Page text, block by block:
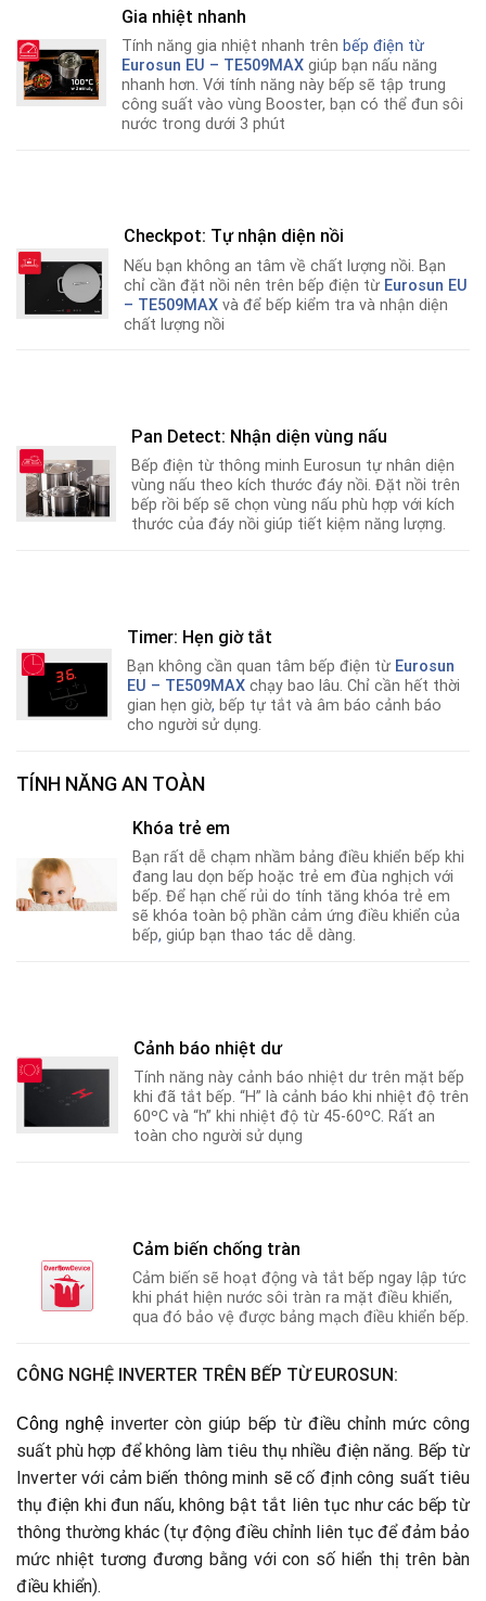
Gia nhiệt nhanh
Tính năng gia nhiệt nhanh trên bếp điện từ
Eurosun EU – TE509MAX giúp bạn nấu năng
nhanh hơn. Với tính năng này bếp sẽ tập trung
công suất vào vùng Booster, bạn có thể đun sôi
nước trong dưới 3 phút
Checkpot: Tự nhận diện nồi
Nếu bạn không an tâm về chất lượng nồi. Bạn
chỉ cần đặt nồi nên trên bếp điện từ Eurosun EU
– TE509MAX và để bếp kiểm tra và nhận diện
chất lượng nồi
Pan Detect: Nhận diện vùng nấu
Bếp điện từ thông minh Eurosun tự nhân diện
vùng nấu theo kích thước đáy nồi. Đặt nồi trên
bếp rồi bếp sẽ chọn vùng nấu phù hợp với kích
thước của đáy nồi giúp tiết kiệm năng lượng.
Timer: Hẹn giờ tắt
Bạn không cần quan tâm bếp điện từ Eurosun
EU – TE509MAXchạy bao lâu. Chỉ cần hết thời
gian hẹn giờ, bếp tự tắt và âm báo cảnh báo
cho người sử dụng.
TÍNH NĂNG AN TOÀN
Khóa trẻ em
Bạn rất dễ chạm nhầm bảng điều khiển bếp khi
đang lau dọn bếp hoặc trẻ em đùa nghịch với
bếp. Để hạn chế rủi do tính tăng khóa trẻ em
sẽ khóa toàn bộ phần cảm ứng điều khiển của
bếp, giúp bạn thao tác dễ dàng.
Cảnh báo nhiệt dư
Tính năng này cảnh báo nhiệt dư trên mặt bếp
khi đã tắt bếp. “H” là cảnh báo khi nhiệt độ trên
60ºC và “h” khi nhiệt độ từ 45-60ºC. Rất an
toàn cho người sử dụng
Cảm biến chống tràn
Cảm biến sẽ hoạt động và tắt bếp ngay lập tức
khi phát hiện nước sôi tràn ra mặt điều khiển,
qua đó bảo vệ được bảng mạch điều khiển bếp.
CÔNG NGHỆ INVERTER TRÊN BẾP TỪ EUROSUN:
Công nghệ inverter còn giúp bếp từ điều chỉnh mức công
suất phù hợp để không làm tiêu thụ nhiều điện năng. Bếp từ
Inverter với cảm biến thông minh sẽ cố định công suất tiêu
thụ điện khi đun nấu, không bật tắt liên tục như các bếp từ
thông thường khác (tự động điều chỉnh liên tục để đảm bảo
mức nhiệt tương đương bằng với con số hiển thị trên bàn
điều khiển).